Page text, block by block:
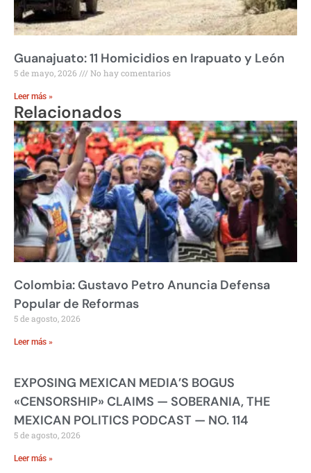
Guanajuato: 11 Homicidios en Irapuato y León
5 de mayo, 2026 No hay comentarios
Leer más »
Relacionados
Colombia: Gustavo Petro Anuncia Defensa
Popular de Reformas
5 de agosto, 2026
Leer más »
EXPOSING MEXICAN MEDIA’S BOGUS
«CENSORSHIP» CLAIMS — SOBERANIA, THE
MEXICAN POLITICS PODCAST — NO. 114
5 de agosto, 2026
Leer más »